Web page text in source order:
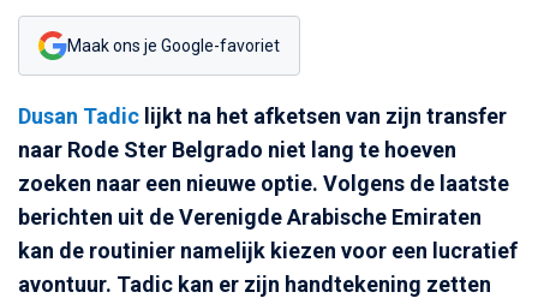
Maak ons je Google-favoriet
Dusan Tadic lijkt na het afketsen van zijn transfer
naar Rode Ster Belgrado niet lang te hoeven
zoeken naar een nieuwe optie. Volgens de laatste
berichten uit de Verenigde Arabische Emiraten
kan de routinier namelijk kiezen voor een lucratief
avontuur. Tadic kan er zijn handtekening zetten